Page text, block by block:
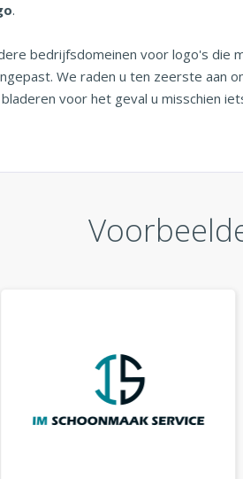
.
bedrijfsdomeinen voor logo's die
We raden u ten zeerste aan
voor het geval u misschien